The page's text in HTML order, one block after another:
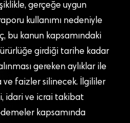
gerçeğe uygun
kullanımı nedeniyle
bu kanun kapsamındaki
girdiği tarihe kadar
gereken aylıklar ile
faizler silinecek. İlgililer
idari ve icrai takibat
kapsamında